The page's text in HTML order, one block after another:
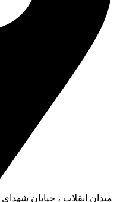
میدان انقلاب ، خیابان